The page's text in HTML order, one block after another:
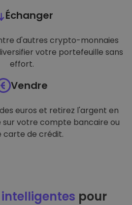
Échanger
d'autres crypto-monnaies
votre portefeuille sans
effort.
Vendre
euros et retirez l'argent en
votre compte bancaire ou
carte de crédit.
pour